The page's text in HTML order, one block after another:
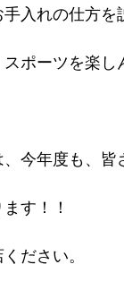
入れの仕方を
ポーツを楽し
今年度も、
す！！
ださい。